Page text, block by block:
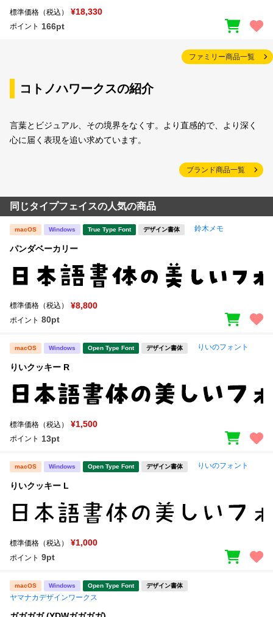
標準価格（税込） ¥18,330
ポイント 166pt
ファミリー商品一覧
コトノハワークスの紹介
言葉とビジュアル、その境界をなくす。より直感的で、より深く
心に届く表現を追い求めています。
ブランド商品一覧
同じタイプフェイスの人気の商品
macOS Windows True Type Font デザイン書体 鈴木メモ
パンダベーカリー
標準価格（税込） ¥8,800
ポイント 80pt
macOS Windows Open Type Font デザイン書体 りいのフォント
りいクッキー R
標準価格（税込） ¥1,500
ポイント 13pt
macOS Windows Open Type Font デザイン書体 りいのフォント
りいクッキー L
標準価格（税込） ¥1,000
ポイント 9pt
macOS Windows Open Type Font デザイン書体
ヤマナカデザインワークス